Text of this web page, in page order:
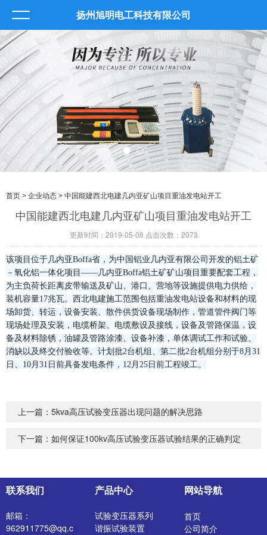
扬州旭明电工科技有限公司
首页 > 企业动态 > 中国能建西北电建几内亚矿山项目重油发电站开工
中国能建西北电建几内亚矿山项目重油发电站开工
更新时间：2019-05-08 点击次数：2073
该项目位于几内亚Boffa省，为中国铝业几内亚有限公司开发的铝土矿
－氧化铝一体化项目——几内亚Boffa铝土矿矿山项目重要配套工程，
为主负荷长距离皮带输送及矿山、港口、营地等设施提供电力供给，
装机容量17兆瓦。西北电建施工范围包括重油发电站设备和材料的现
场卸货、转运，设备安装、散件供货设备现场制作，管道管件阀门等
现场处理及安装，电缆桥架、电缆敷设及接线，设备及管路保温，设
备及材料除锈，油罐及管路涂漆、设备补漆，单体调试工作和试验、
消缺以及终交付验收等。计划批2台机组、第二批2台机组分别于8月31
日、10月31日前具备发电条件，12月25日前工程竣工。
上一篇： 5kva高压试验变压器出现问题的解决思路
下一篇： 如何保证100kv高压试验变压器试验结果的正确判定
联系我们
邮箱：
962911775@qq.c
产品中心
试验变压器系列
谐振试验装置
网站导航
首页
公司简介